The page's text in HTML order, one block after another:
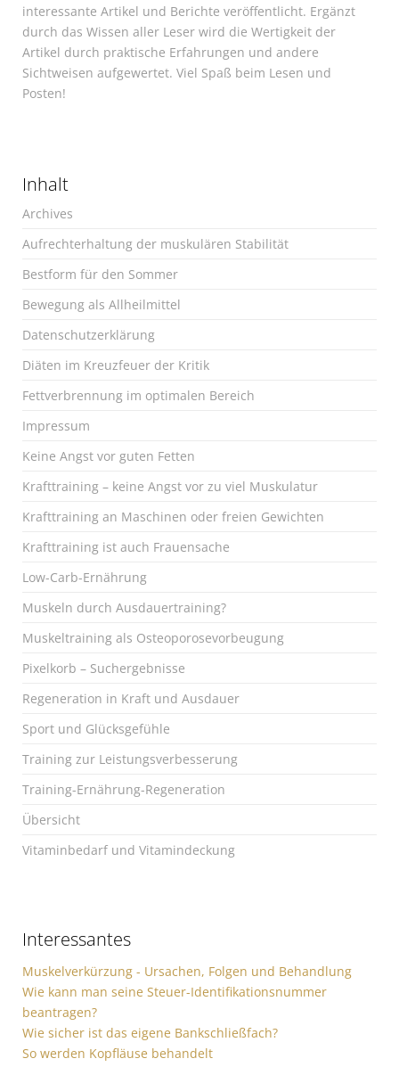
interessante Artikel und Berichte veröffentlicht. Ergänzt
durch das Wissen aller Leser wird die Wertigkeit der
Artikel durch praktische Erfahrungen und andere
Sichtweisen aufgewertet. Viel Spaß beim Lesen und
Posten!
Inhalt
Archives
Aufrechterhaltung der muskulären Stabilität
Bestform für den Sommer
Bewegung als Allheilmittel
Datenschutzerklärung
Diäten im Kreuzfeuer der Kritik
Fettverbrennung im optimalen Bereich
Impressum
Keine Angst vor guten Fetten
Krafttraining – keine Angst vor zu viel Muskulatur
Krafttraining an Maschinen oder freien Gewichten
Krafttraining ist auch Frauensache
Low-Carb-Ernährung
Muskeln durch Ausdauertraining?
Muskeltraining als Osteoporosevorbeugung
Pixelkorb – Suchergebnisse
Regeneration in Kraft und Ausdauer
Sport und Glücksgefühle
Training zur Leistungsverbesserung
Training-Ernährung-Regeneration
Übersicht
Vitaminbedarf und Vitamindeckung
Interessantes
Muskelverkürzung - Ursachen, Folgen und Behandlung
Wie kann man seine Steuer-Identifikationsnummer
beantragen?
Wie sicher ist das eigene Bankschließfach?
So werden Kopfläuse behandelt